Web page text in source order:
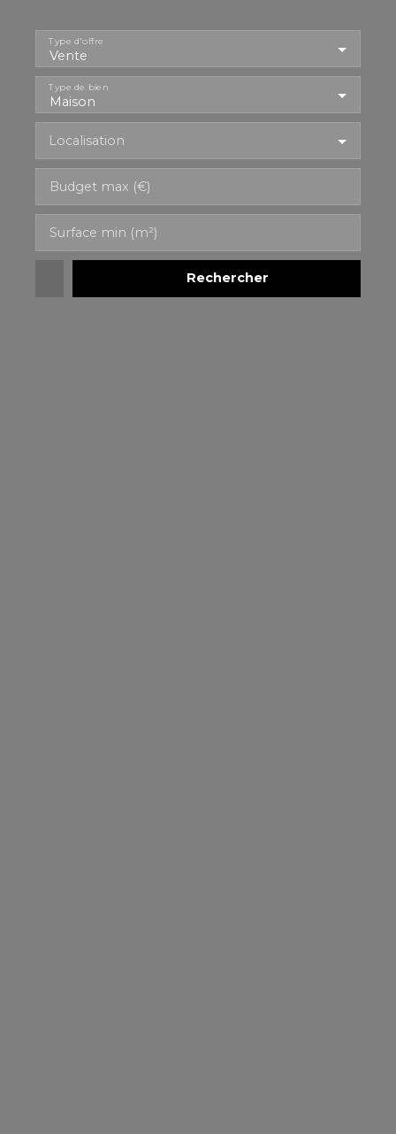
Vente
Type d'offre
Maison
Type de bien
Localisation
Budget max (€)
Surface min (m²)
Rechercher